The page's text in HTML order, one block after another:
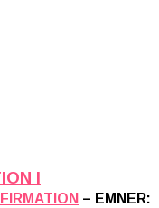
I
– EMNER: